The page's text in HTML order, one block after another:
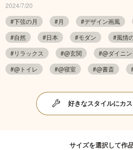
2024/7/20
#下弦の月
#月 #デザイン画風
#自然
#日本 #モダン #風情
#リラックス
#@玄関 #@ダイニ
#@トイレ
#@寝室 #@書斎
好きなスタイルにカ
サイズを選択して作